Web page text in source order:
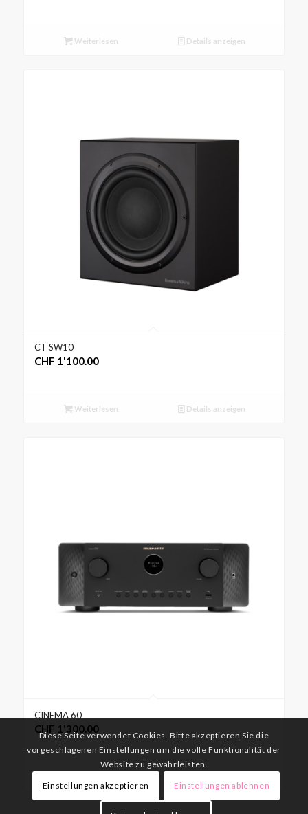
Weiterlesen Details anzeigen
CT SW10
CHF 1'100.00
Weiterlesen Details anzeigen
CINEMA 60
CHF 1'300.00
Diese Seite verwendet Cookies. Bitte akzeptieren Sie die
vorgeschlagenen Einstellungen um die volle Funktionalität der
Website zu gewährleisten.
Einstellungen akzeptieren Einstellungen ablehnen